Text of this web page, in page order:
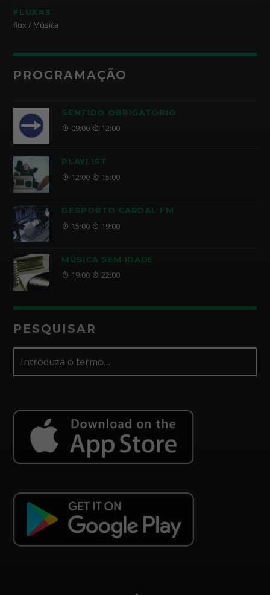
FLUX#3
flux / Música
PROGRAMAÇÃO
SENTIDO OBRIGATÓRIO
09:00 12:00
PLAYLIST
12:00 15:00
DESPORTO CARDAL FM
15:00 19:00
MÚSICA SEM IDADE
19:00 22:00
PESQUISAR